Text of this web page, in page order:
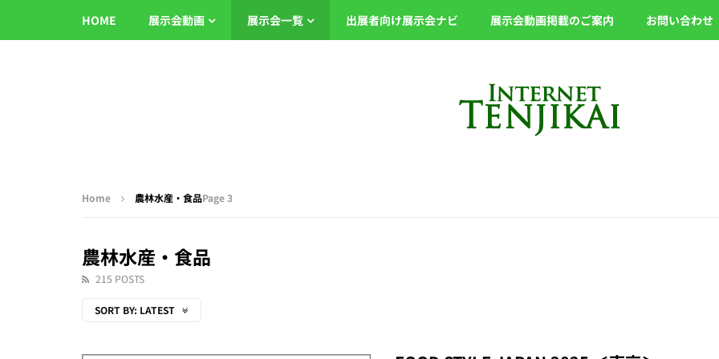
HOME 展示会動画 展示会一覧 出展者向け展示会ナビ 展示会動画掲載のご案内 お問い合わせ
Home 農林水産・食品Page 3
農林水産・食品
215 POSTS
SORT BY: LATEST